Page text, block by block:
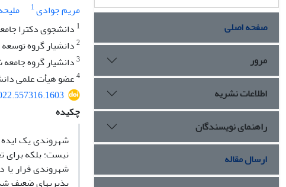
مریم جوادی1
1 دانشجوی دکترا
2دانشیار گروه
3دانشیار گروه
4عضو هیأت علمی
چکیده
شهروندی یک ایده
نیست؛ بلکه برای
پذیری­های ضعیف
صفحه اصلی
مرور
اطلاعات نشریه
راهنمای نویسندگان
ارسال مقاله